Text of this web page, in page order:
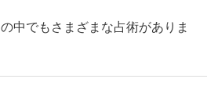
中でもさまざまな占術がありま